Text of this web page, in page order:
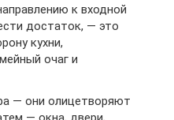
к входной
достаток, — это
кухни,
очаг и
— они олицетворяют